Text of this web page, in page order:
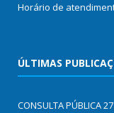
Horário de
ÚLTIMAS
CONSULTA PÚBLICA